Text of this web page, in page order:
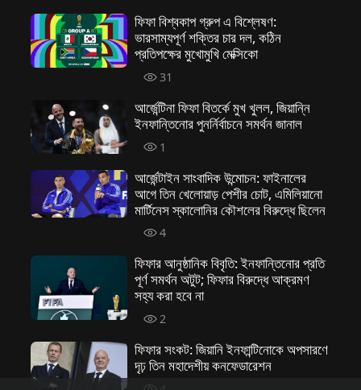
ফিফা বিশ্বকাপ গ্রুপ এ বিশ্লেষণ:
ভারসাম্যপূর্ণ শক্তির চার দল, কঠিন
প্রতিপক্ষের মুখোমুখি মেক্সিকো
31
আর্জেন্টিনা ফিফা বিতর্কে মুখ খুলল, জিয়ান্নি
ইনফান্তিনোর পুনর্নির্বাচনে সমর্থন জানাল
1
আর্জেন্টাইন সাংবাদিক উন্মোচন: ফাইনালের
আগে তিন খেলোয়াড় পেশীর চোট, এমিলিয়ানো
মার্টিনেস স্কালোনির কৌশলের বিরুদ্ধে ছিলেন
4
ফিফার আনুষ্ঠানিক বিবৃতি: ইনফান্তিনোর প্রতি
পূর্ণ সমর্থন অটুট; ফিফার বিরুদ্ধে আক্রমণ
সহ্য করা হবে না
2
ফিফার সংকট: জিয়ানি ইনফান্টিনোকে অপসারণে
দৃঢ় তিন মহাদেশীয় কনফেডারেশন